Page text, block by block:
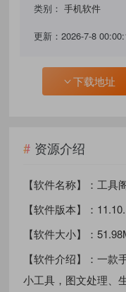
类别：手机软件
更新：2026-7-8
下载地址
资源介绍
【软件名称】：工具
【软件版本】：
【软件大小】：
【软件介绍】：一
小工具，图文处理、